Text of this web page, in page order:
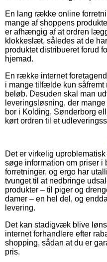
En lang række online
mange af shoppens
er afhængig af at ordren
klokkeslæt, således at de
produktet distribueret forud
hjemad.
En række internet
i mange tilfælde kun såfremt
beløb. Desuden skal man
leveringsløsning, der
bor i Kolding, Sønderborg
kørt ordren til et
Det er virkelig
søge information om priser i
forretninger, og ergo har
tvunget til at nedbringe
produkter – til piger og
damer – en hel del, og
levering.
Det kan stadigvæk blive
internet forhandlere efter
shopping, sådan at du er
pris.